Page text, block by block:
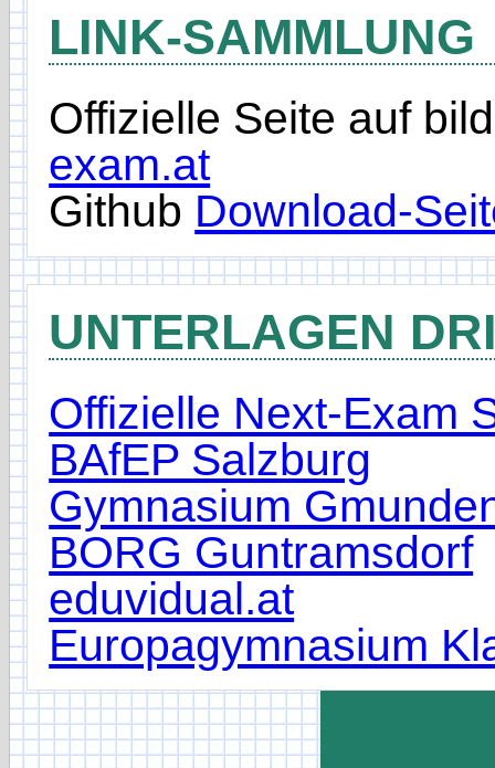
LINK-SAMMLUNG
Offizielle Seite auf
exam.at
Github Download-
UNTERLAGEN
Offizielle Next-Exam
BAfEP Salzburg
Gymnasium
BORG Guntramsdorf
eduvidual.at
Europagymnasium